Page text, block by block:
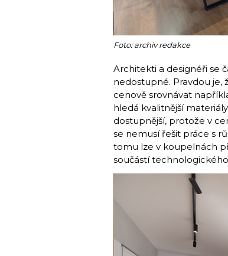
Foto: archiv redakce
Architekti a designéři se
nedostupné. Pravdou je,
cenově srovnávat
hledá kvalitnější
dostupnější, protože v
se nemusí řešit práce s
tomu lze v koupelnách
součástí